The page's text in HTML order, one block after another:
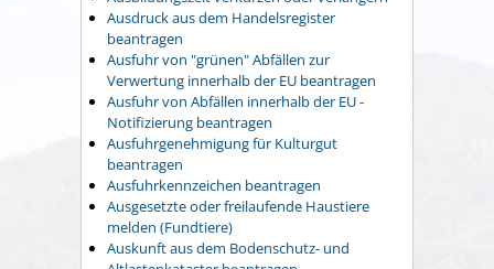
Ausdruck aus dem Handelsregister
beantragen
Ausfuhr von "grünen" Abfällen zur
Verwertung innerhalb der EU beantragen
Ausfuhr von Abfällen innerhalb der EU -
Notifizierung beantragen
Ausfuhrgenehmigung für Kulturgut
beantragen
Ausfuhrkennzeichen beantragen
Ausgesetzte oder freilaufende Haustiere
melden (Fundtiere)
Auskunft aus dem Bodenschutz- und